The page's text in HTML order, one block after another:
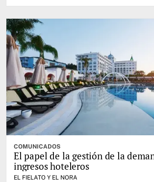
COMUNICADOS
El papel de la gestión de la
ingresos hoteleros
EL FIELATO Y EL NORA